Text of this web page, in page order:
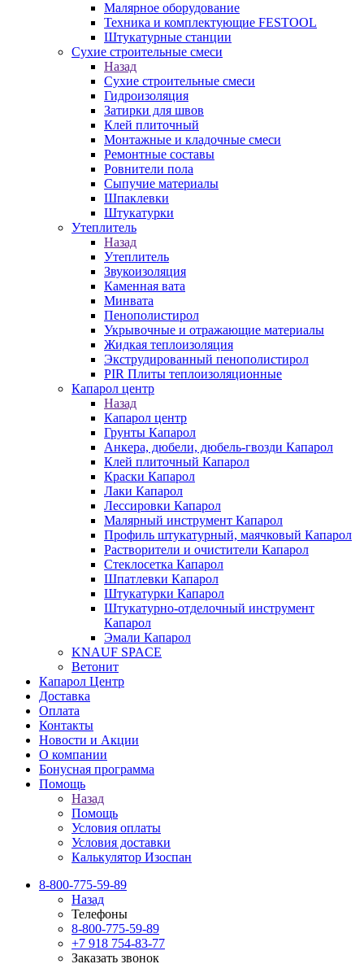
Малярное оборудование
Техника и комплектующие FESTOOL
Штукатурные станции
Сухие строительные смеси
Назад
Сухие строительные смеси
Гидроизоляция
Затирки для швов
Клей плиточный
Монтажные и кладочные смеси
Ремонтные составы
Ровнители пола
Сыпучие материалы
Шпаклевки
Штукатурки
Утеплитель
Назад
Утеплитель
Звукоизоляция
Каменная вата
Минвата
Пенополистирол
Укрывочные и отражающие материалы
Жидкая теплоизоляция
Экструдированный пенополистирол
PIR Плиты теплоизоляционные
Капарол центр
Назад
Капарол центр
Грунты Капарол
Анкера, дюбели, дюбель-гвозди Капарол
Клей плиточный Капарол
Краски Капарол
Лаки Капарол
Лессировки Капарол
Малярный инструмент Капарол
Профиль штукатурный, маячковый Капарол
Растворители и очистители Капарол
Cтеклосетка Капарол
Шпатлевки Капарол
Штукатурки Капарол
Штукатурно-отделочный инструмент
Капарол
Эмали Капарол
KNAUF SPACE
Ветонит
Капарол Центр
Доставка
Оплата
Контакты
Новости и Акции
О компании
Бонусная программа
Помощь
Назад
Помощь
Условия оплаты
Условия доставки
Калькулятор Изоспан
8-800-775-59-89
Назад
Телефоны
8-800-775-59-89
+7 918 754-83-77
Заказать звонок